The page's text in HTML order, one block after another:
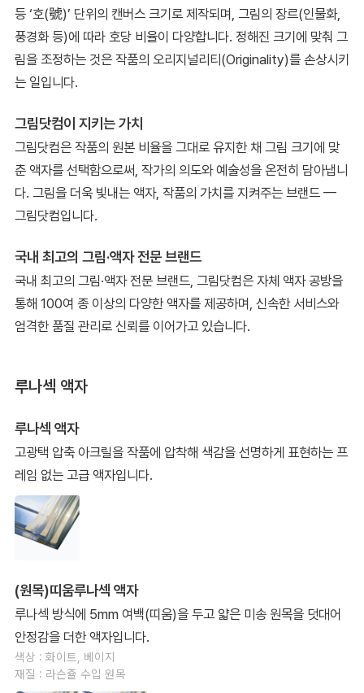
등 ‘호(號)’ 단위의 캔버스 크기로 제작되며, 그림의 장르(인물화,
풍경화 등)에 따라 호당 비율이 다양합니다. 정해진 크기에 맞춰 그
림을 조정하는 것은 작품의 오리지널리티(Originality)를 손상시키
는 일입니다.
그림닷컴이 지키는 가치
그림닷컴은 작품의 원본 비율을 그대로 유지한 채 그림 크기에 맞
춘 액자를 선택함으로써, 작가의 의도와 예술성을 온전히 담아냅니
다. 그림을 더욱 빛내는 액자, 작품의 가치를 지켜주는 브랜드 —
그림닷컴입니다.
국내 최고의 그림·액자 전문 브랜드
국내 최고의 그림·액자 전문 브랜드, 그림닷컴은 자체 액자 공방을
통해 100여 종 이상의 다양한 액자를 제공하며, 신속한 서비스와
엄격한 품질 관리로 신뢰를 이어가고 있습니다.
루나섹 액자
루나섹 액자
고광택 압축 아크릴을 작품에 압착해 색감을 선명하게 표현하는 프
레임 없는 고급 액자입니다.
(원목)띠움루나섹 액자
루나섹 방식에 5mm 여백(띠움)을 두고 얇은 미송 원목을 덧대어
안정감을 더한 액자입니다.
색상 : 화이트, 베이지
재질 : 라슨쥴 수입 원목